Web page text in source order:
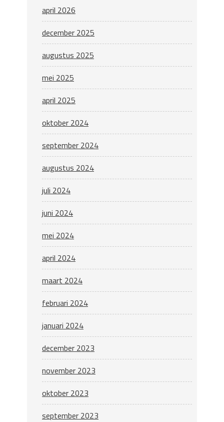
april 2026
december 2025
augustus 2025
mei 2025
april 2025
oktober 2024
september 2024
augustus 2024
juli 2024
juni 2024
mei 2024
april 2024
maart 2024
februari 2024
januari 2024
december 2023
november 2023
oktober 2023
september 2023